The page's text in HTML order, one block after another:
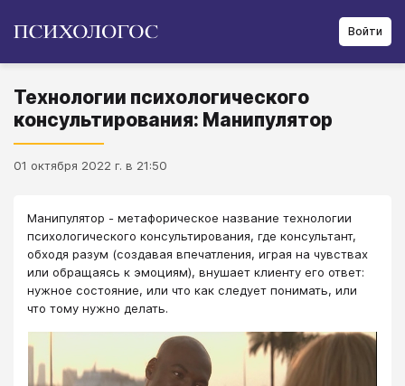
Войти
Технологии психологического
консультирования: Манипулятор
01 октября 2022 г. в 21:50
Манипулятор - метафорическое название технологии
психологического консультирования, где консультант,
обходя разум (создавая впечатления, играя на чувствах
или обращаясь к эмоциям), внушает клиенту его ответ:
нужное состояние, или что как следует понимать, или
что тому нужно делать.